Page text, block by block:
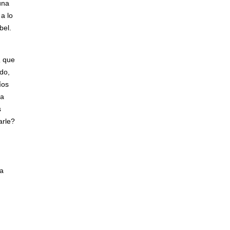
lo
que